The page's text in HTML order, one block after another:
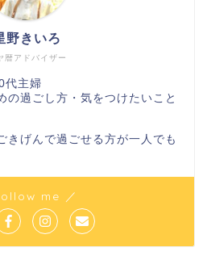
暦アドバイザー
野きいろ
代主婦
の過ごし方・気をつけたいこと
きげんで過ごせる方が一人でも
me ／